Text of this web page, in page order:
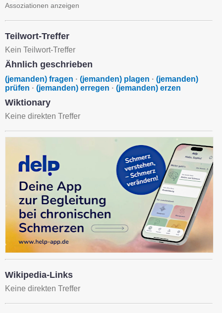
Assoziationen anzeigen
Teilwort-Treffer
Kein Teilwort-Treffer
Ähnlich geschrieben
(jemanden) fragen · (jemanden) plagen · (jemanden)
prüfen · (jemanden) erregen · (jemanden) erzen
Wiktionary
Keine direkten Treffer
Wikipedia-Links
Keine direkten Treffer